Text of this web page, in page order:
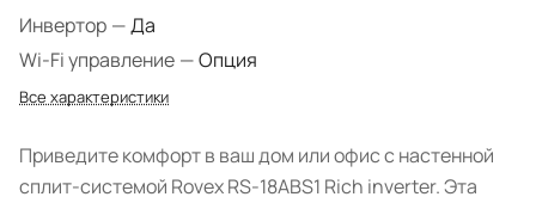
Инвертор —Да
Wi-Fi управление —Опция
Все характеристики
Приведите комфорт в ваш дом или офис с настенной
сплит-системой Rovex RS-18ABS1 Rich inverter. Эта